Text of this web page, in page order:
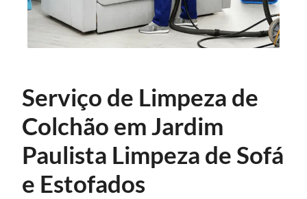
Serviço de Limpeza de
Colchão em Jardim
Paulista Limpeza de Sofá
e Estofados